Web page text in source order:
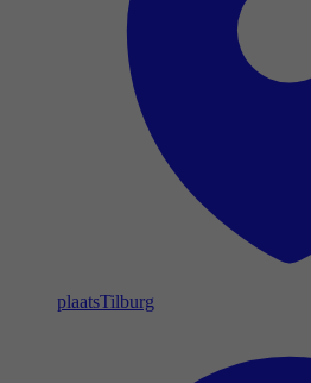
plaatsTilburg